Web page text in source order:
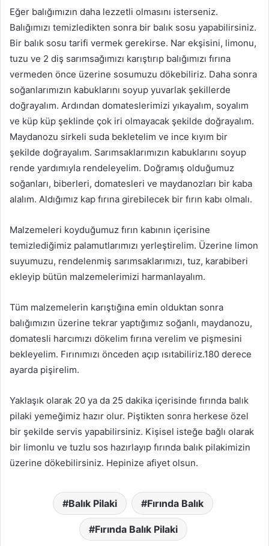
Eğer balığımızın daha lezzetli olmasını isterseniz.
Balığımızı temizledikten sonra bir balık sosu yapabilirsiniz.
Bir balık sosu tarifi vermek gerekirse. Nar ekşisini, limonu,
tuzu ve 2 diş sarımsağımızı karıştırıp balığımızı fırına
vermeden önce üzerine sosumuzu dökebiliriz. Daha sonra
soğanlarımızın kabuklarını soyup yuvarlak şekillerde
doğrayalım. Ardından domateslerimizi yıkayalım, soyalım
ve küp küp şeklinde çok iri olmayacak şekilde doğrayalım.
Maydanozu sirkeli suda bekletelim ve ince kıyım bir
şekilde doğrayalım. Sarımsaklarımızın kabuklarını soyup
rende yardımıyla rendeleyelim. Doğramış olduğumuz
soğanları, biberleri, domatesleri ve maydanozları bir kaba
alalım. Aldığımız kap fırına girebilecek bir fırın kabı olmalı.
Malzemeleri koyduğumuz fırın kabının içerisine
temizlediğimiz palamutlarımızı yerleştirelim. Üzerine limon
suyumuzu, rendelenmiş sarımsaklarımızı, tuz, karabiberi
ekleyip bütün malzemelerimizi harmanlayalım.
Tüm malzemelerin karıştığına emin olduktan sonra
balığımızın üzerine tekrar yaptığımız soğanlı, maydanozu,
domatesli harcımızı dökelim fırına verelim ve pişmesini
bekleyelim. Fırınımızı önceden açıp ısıtabiliriz.180 derece
ayarda pişirelim.
Yaklaşık olarak 20 ya da 25 dakika içerisinde fırında balık
pilaki yemeğimiz hazır olur. Piştikten sonra herkese özel
bir şekilde servis yapabilirsiniz. Kişisel isteğe bağlı olarak
bir limonlu ve tuzlu sos hazırlayıp fırında balık pilakimizin
üzerine dökebilirsiniz. Hepinize afiyet olsun.
Balık Pilaki Fırında Balık
Fırında Balık Pilaki